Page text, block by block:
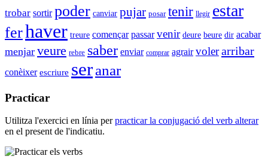
trobar sortir poder canviar pujar posar tenir llegir estar
ferhaver treure començar passar venir deure beure dir acabar
menjar veure rebre saber enviar comprar agrair volerarribar
conèixer escriure seranar
Practicar
Utilitza l'exercici en línia perpracticar la conjugació del verb alterar
en el present de l'indicatiu.